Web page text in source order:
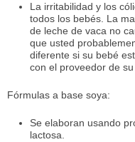
La irritabilidad y los
todos los bebés. La
de leche de vaca no
que usted
diferente si su bebé
con el proveedor de
Fórmulas a base soya:
Se elaboran usando
lactosa.